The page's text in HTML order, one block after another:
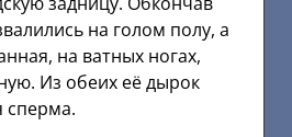
на голом полу, а
на ватных ногах,
Из обеих её дырок
сперма.